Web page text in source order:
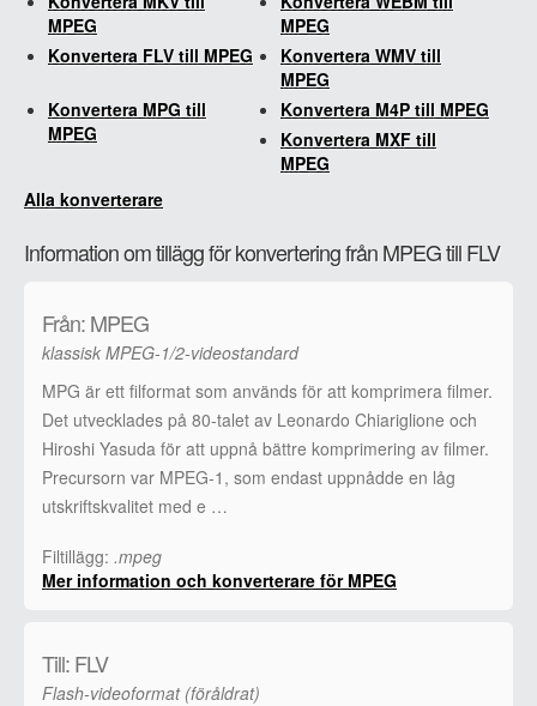
MPEG
MPEG
Konvertera FLV till MPEG
Konvertera WMV till
MPEG
Konvertera MPG till
MPEG
Konvertera M4P till MPEG
Konvertera MXF till
MPEG
Alla konverterare
Information om tillägg för konvertering från MPEG till FLV
Från: MPEG
klassisk MPEG-1/2-videostandard
MPG är ett filformat som används för att komprimera filmer.
Det utvecklades på 80-talet av Leonardo Chiariglione och
Hiroshi Yasuda för att uppnå bättre komprimering av filmer.
Precursorn var MPEG-1, som endast uppnådde en låg
utskriftskvalitet med e …
Filtillägg: .mpeg
Mer information och konverterare för MPEG
Till: FLV
Flash-videoformat (föråldrat)